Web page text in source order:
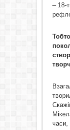
– 18-
часи,